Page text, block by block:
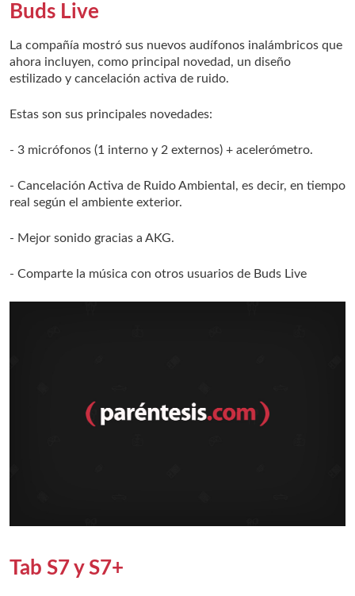
Buds Live
La compañía mostró sus nuevos audífonos inalámbricos que
ahora incluyen, como principal novedad, un diseño
estilizado y cancelación activa de ruido.
Estas son sus principales novedades:
- 3 micrófonos (1 interno y 2 externos) + acelerómetro.
- Cancelación Activa de Ruido Ambiental, es decir, en tiempo
real según el ambiente exterior.
- Mejor sonido gracias a AKG.
- Comparte la música con otros usuarios de Buds Live
Tab S7 y S7+